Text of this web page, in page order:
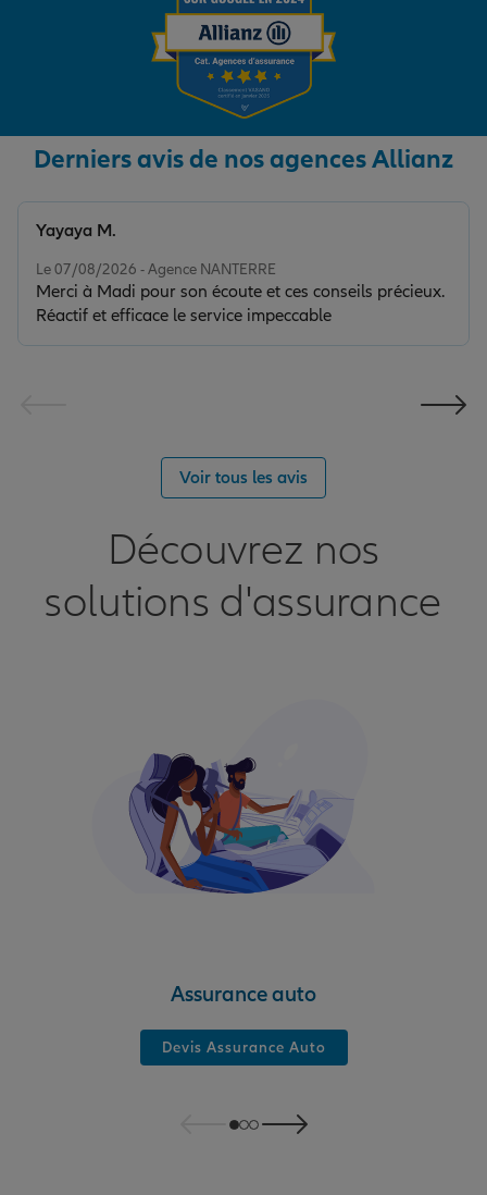
Derniers avis de nos agences Allianz
Le 07/08/2026 - Agence NANTERRE
Merci à Madi pour son écoute et ces conseils précieux.
Réactif et efficace le service impeccable
Yayaya M.
Voir tous les avis
Découvrez nos
solutions d'assurance
Assurance auto
Devis Assurance Auto